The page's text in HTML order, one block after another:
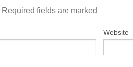
Required fields are marked
Website